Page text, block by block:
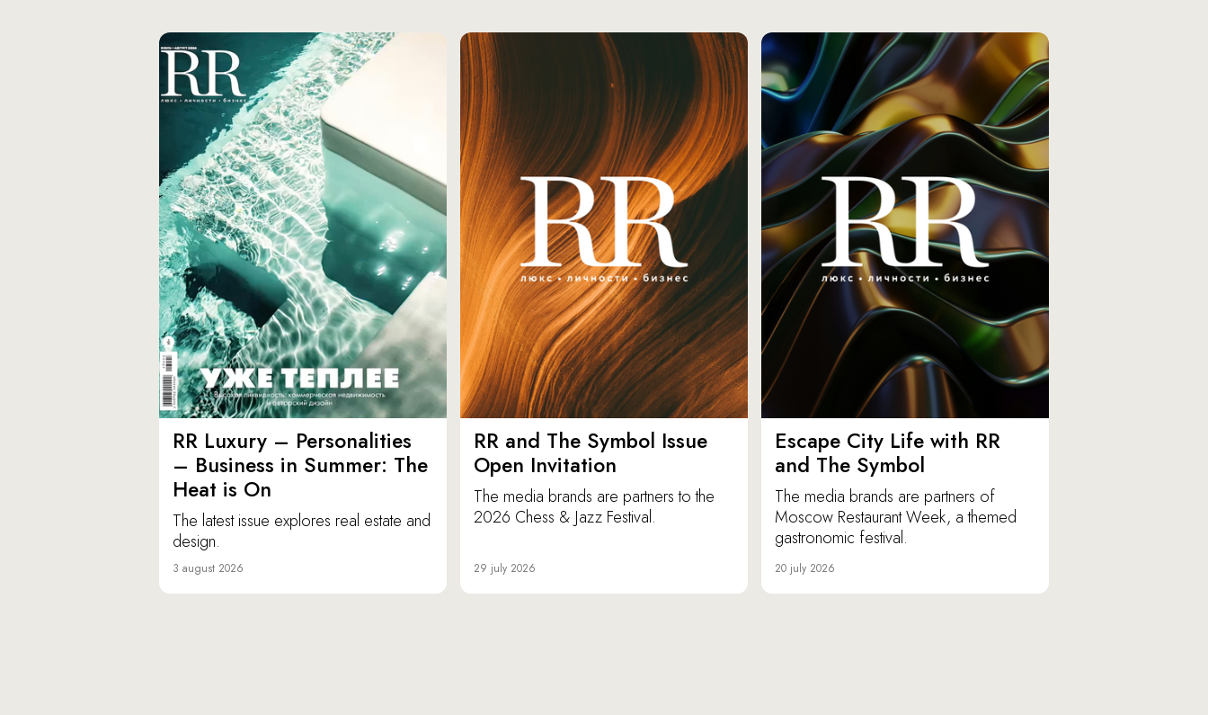
RR Luxury – Personalities
– Business in Summer: The
Heat is On
The latest issue explores real estate and
design.
3 august 2026
RR and The Symbol Issue
Open Invitation
The media brands are partners to the
2026 Chess & Jazz Festival.
29 july 2026
Escape City Life with RR
and The Symbol
The media brands are partners of
Moscow Restaurant Week, a themed
gastronomic festival.
20 july 2026